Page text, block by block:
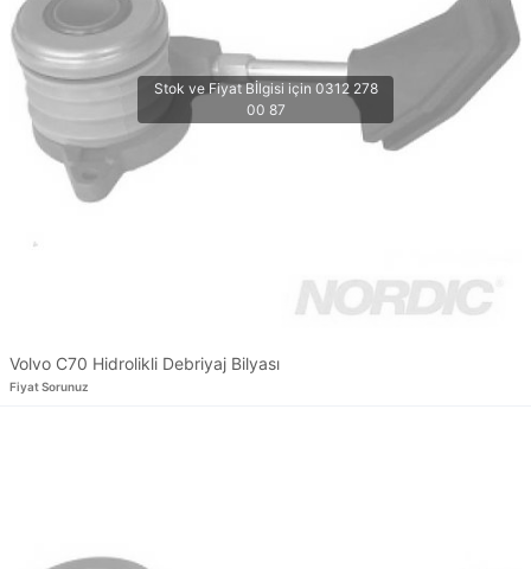
Volvo C70 Hidrolikli Debriyaj Bilyası
Fiyat Sorunuz